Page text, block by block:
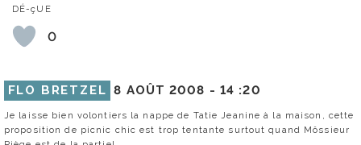
DÉ-çUE
0
FLO BRETZEL 8 AOÛT 2008 - 14 :20
Je laisse bien volontiers la nappe de Tatie Jeanine à la maison, cette
proposition de picnic chic est trop tentante surtout quand Môssieur